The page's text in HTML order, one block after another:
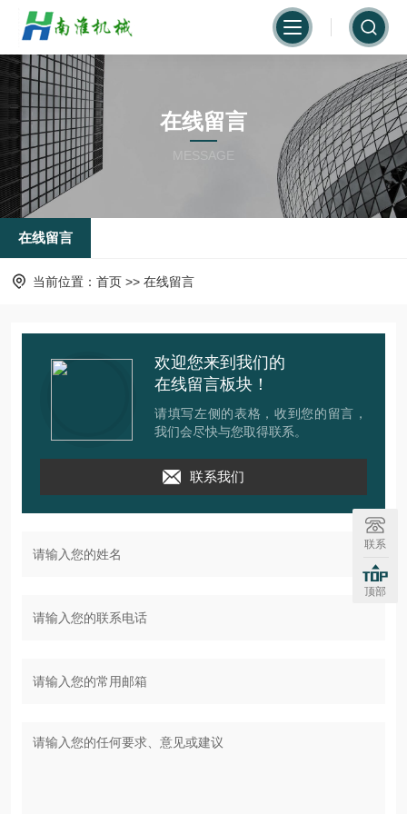
在线留言
MESSAGE
在线留言
当前位置： 首页 >> 在线留言
欢迎您来到我们的
在线留言板块！
请填写左侧的表格，收到您的留言，
我们会尽快与您取得联系。
联系我们
联系
顶部